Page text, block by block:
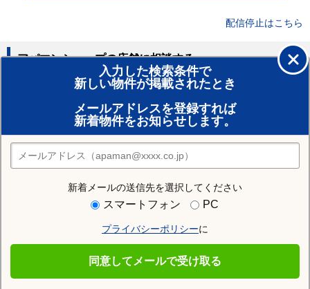
配信停止はこちら
入力した検索条件で
新しい物件が掲載されたとき
メールアドレスを登録すれば
新着物件をお知らせします。
新着メールの送信先を選択してください
スマートフォン PC
プライバシーポリシーに
同意してメールで受け取る
アパマンショップの店舗に相談する
賃貸のプロがお部屋探し！
おまかせ物件リクエスト
住みたい街の店舗を探す
店舗検索
住む街研究所で台東区の情報を見る
台東区の施設一覧